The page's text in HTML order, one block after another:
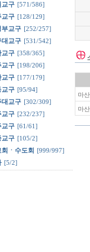
교구 [571/586]
교구 [128/129]
부교구 [252/257]
대교구 [531/542]
교구 [358/365]
교구 [198/206]
교구 [177/179]
교구 [95/94]
대교구 [302/309]
교구 [232/237]
교구 [61/61]
교구 [105/2]
ㆍ수도회 [999/997]
[5/2]
마
마